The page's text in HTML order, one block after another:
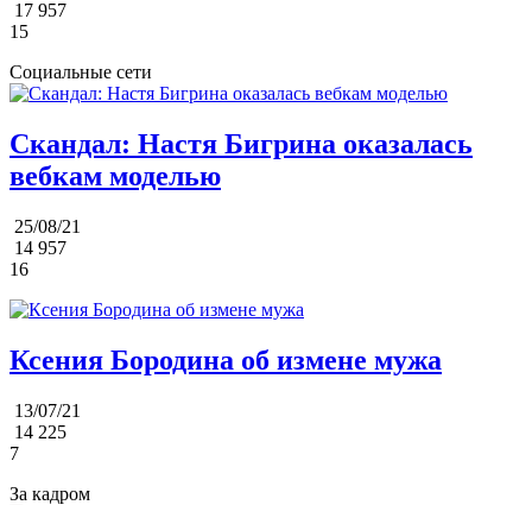
17 957
15
Социальные сети
Скандал: Настя Бигрина оказалась
вебкам моделью
25/08/21
14 957
16
Ксения Бородина об измене мужа
13/07/21
14 225
7
За кадром